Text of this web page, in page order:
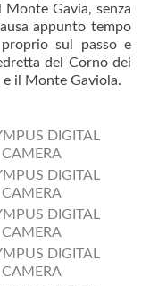
Gavia, senza
appunto tempo
sul passo e
del Corno dei
e il Monte Gaviola.